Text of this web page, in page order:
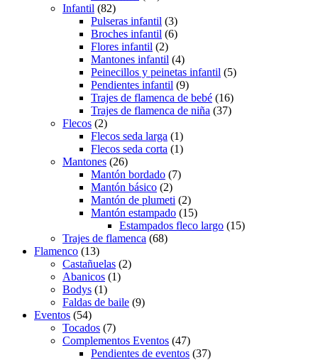
Infantil (82)
Pulseras infantil (3)
Broches infantil (6)
Flores infantil (2)
Mantones infantil (4)
Peinecillos y peinetas infantil (5)
Pendientes infantil (9)
Trajes de flamenca de bebé (16)
Trajes de flamenca de niña (37)
Flecos (2)
Flecos seda larga (1)
Flecos seda corta (1)
Mantones (26)
Mantón bordado (7)
Mantón básico (2)
Mantón de plumeti (2)
Mantón estampado (15)
Estampados fleco largo (15)
Trajes de flamenca (68)
Flamenco (13)
Castañuelas (2)
Abanicos (1)
Bodys (1)
Faldas de baile (9)
Eventos (54)
Tocados (7)
Complementos Eventos (47)
Pendientes de eventos (37)